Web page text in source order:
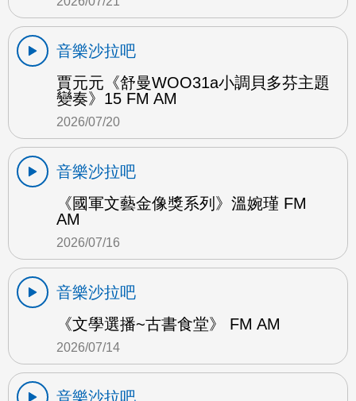
音樂沙拉吧
賈元元《舒曼WOO31a小調貝多芬主題
變奏》15 FM AM
2026/07/20
音樂沙拉吧
《國軍文藝金像獎系列》溫婉瑾 FM
AM
2026/07/16
音樂沙拉吧
《文學選播~古書食堂》 FM AM
2026/07/14
音樂沙拉吧